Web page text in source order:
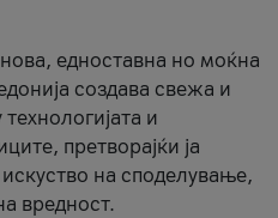
едноставна но моќна
создава свежа и
и
претворајќи ја
на споделување,
вредност.